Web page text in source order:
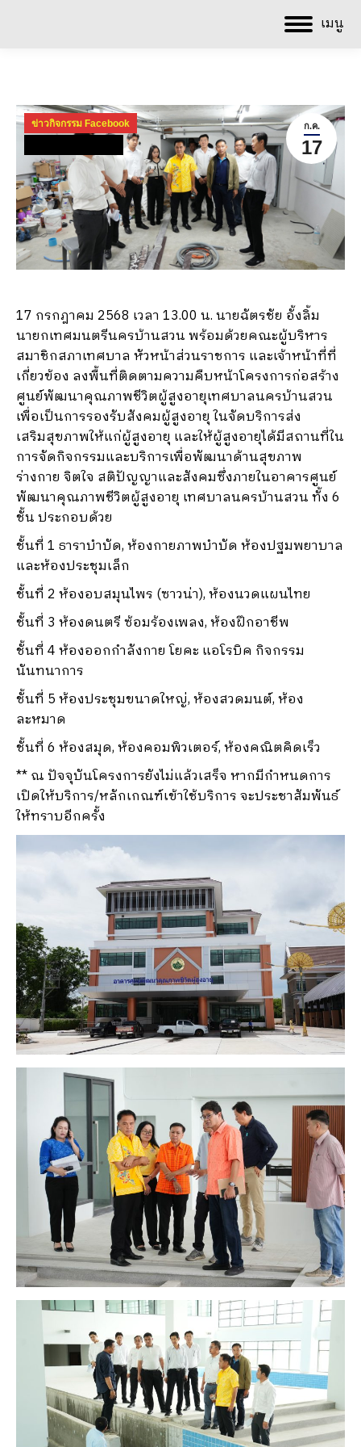
เมนู
ก.ค.
17
ข่าวกิจกรรม Facebook
17 กรกฎาคม 2568 เวลา 13.00 น. นายฉัตรชัย อั้งลิ้ม
นายกเทศมนตรีนครบ้านสวน พร้อมด้วยคณะผู้บริหาร
สมาชิกสภาเทศบาล หัวหน้าส่วนราชการ และเจ้าหน้าที่ที่
เกี่ยวข้อง ลงพื้นที่ติดตามความคืบหน้าโครงการก่อสร้าง
ศูนย์พัฒนาคุณภาพชีวิตผู้สูงอายุเทศบาลนครบ้านสวน
เพื่อเป็นการรองรับสังคมผู้สูงอายุ ในจัดบริการส่ง
เสริมสุขภาพให้แก่ผู้สูงอายุ และให้ผู้สูงอายุได้มีสถานที่ใน
การจัดกิจกรรมและบริการเพื่อพัฒนาด้านสุขภาพ
ร่างกาย จิตใจ สติปัญญาและสังคมซึ่งภายในอาคารศูนย์
พัฒนาคุณภาพชีวิตผู้สูงอายุ เทศบาลนครบ้านสวน ทั้ง 6
ชั้น ประกอบด้วย
ชั้นที่ 1 ธาราบำบัด, ห้องกายภาพบำบัด ห้องปฐมพยาบาล
และห้องประชุมเล็ก
ชั้นที่ 2 ห้องอบสมุนไพร (ซาวน่า), ห้องนวดแผนไทย
ชั้นที่ 3 ห้องดนตรี ซ้อมร้องเพลง, ห้องฝึกอาชีพ
ชั้นที่ 4 ห้องออกกำลังกาย โยคะ แอโรบิค กิจกรรม
นันทนาการ
ชั้นที่ 5 ห้องประชุมขนาดใหญ่, ห้องสวดมนต์, ห้อง
ละหมาด
ชั้นที่ 6 ห้องสมุด, ห้องคอมพิวเตอร์, ห้องคณิตคิดเร็ว
** ณ ปัจจุบันโครงการยังไม่แล้วเสร็จ หากมีกำหนดการ
เปิดให้บริการ/หลักเกณฑ์เข้าใช้บริการ จะประชาสัมพันธ์
ให้ทราบอีกครั้ง